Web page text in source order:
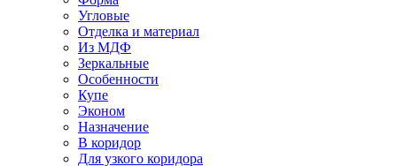
Угловые
Отделка и материал
Из МДФ
Зеркальные
Особенности
Купе
Эконом
Назначение
В коридор
Для узкого коридора